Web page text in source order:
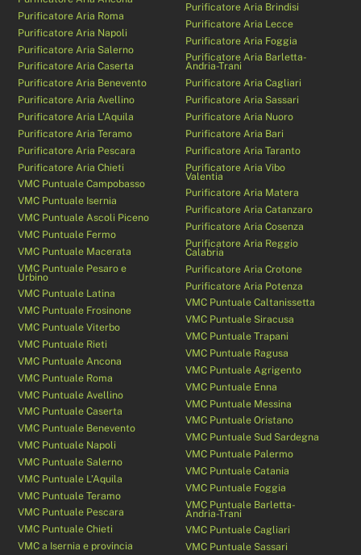
Purificatore Aria Roma
Purificatore Aria Napoli
Purificatore Aria Salerno
Purificatore Aria Caserta
Purificatore Aria Benevento
Purificatore Aria Avellino
Purificatore Aria L’Aquila
Purificatore Aria Teramo
Purificatore Aria Pescara
Purificatore Aria Chieti
VMC Puntuale Campobasso
VMC Puntuale Isernia
VMC Puntuale Ascoli Piceno
VMC Puntuale Fermo
VMC Puntuale Macerata
VMC Puntuale Pesaro e
Urbino
VMC Puntuale Latina
VMC Puntuale Frosinone
VMC Puntuale Viterbo
VMC Puntuale Rieti
VMC Puntuale Ancona
VMC Puntuale Roma
VMC Puntuale Avellino
VMC Puntuale Caserta
VMC Puntuale Benevento
VMC Puntuale Napoli
VMC Puntuale Salerno
VMC Puntuale L’Aquila
VMC Puntuale Teramo
VMC Puntuale Pescara
VMC Puntuale Chieti
VMC a Isernia e provincia
Purificatore Aria Brindisi
Purificatore Aria Lecce
Purificatore Aria Foggia
Purificatore Aria Barletta-
Andria-Trani
Purificatore Aria Cagliari
Purificatore Aria Sassari
Purificatore Aria Nuoro
Purificatore Aria Bari
Purificatore Aria Taranto
Purificatore Aria Vibo
Valentia
Purificatore Aria Matera
Purificatore Aria Catanzaro
Purificatore Aria Cosenza
Purificatore Aria Reggio
Calabria
Purificatore Aria Crotone
Purificatore Aria Potenza
VMC Puntuale Caltanissetta
VMC Puntuale Siracusa
VMC Puntuale Trapani
VMC Puntuale Ragusa
VMC Puntuale Agrigento
VMC Puntuale Enna
VMC Puntuale Messina
VMC Puntuale Oristano
VMC Puntuale Sud Sardegna
VMC Puntuale Palermo
VMC Puntuale Catania
VMC Puntuale Foggia
VMC Puntuale Barletta-
Andria-Trani
VMC Puntuale Cagliari
VMC Puntuale Sassari